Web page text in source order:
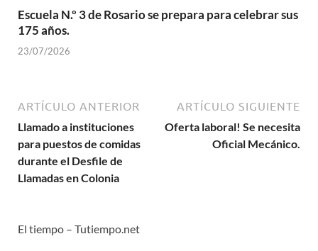
Escuela N.º 3 de Rosario se prepara para celebrar sus
175 años.
23/07/2026
ARTÍCULO ANTERIOR
Llamado a instituciones
para puestos de comidas
durante el Desfile de
Llamadas en Colonia
ARTÍCULO SIGUIENTE
Oferta laboral! Se necesita
Oficial Mecánico.
El tiempo – Tutiempo.net